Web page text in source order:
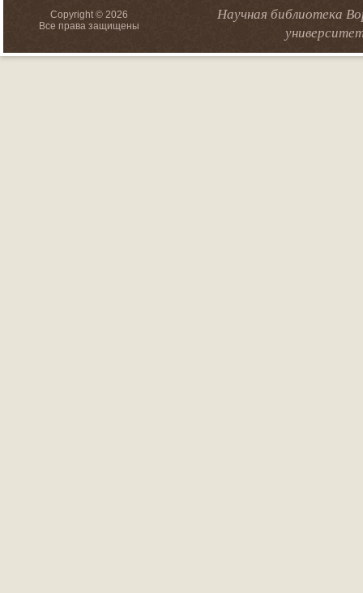
Copyright © 2026
Все права защищены
Научная библиотека